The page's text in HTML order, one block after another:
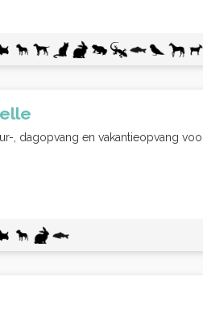
, dagopvang en vakantieopvang